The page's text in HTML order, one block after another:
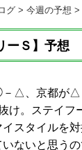
グ > 今週の予想 >
ーＳ】予想
△、京都が△
け。ステイフ
スタイルを
いないと思う